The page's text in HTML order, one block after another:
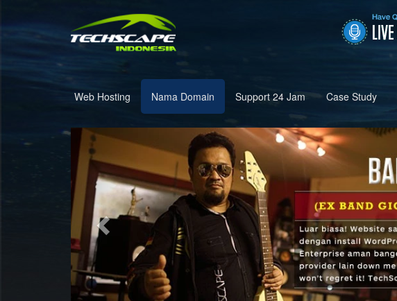
Web Hosting Nama Domain Support 24 Jam Case Study
Previous